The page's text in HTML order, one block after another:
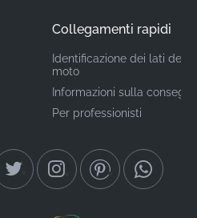
Adesivo / Marchio
Vinile adesivo
di qualità industriale è
l'integrità e il valore della tua
Collegamenti rapidi
Identificazione dei lati della
moto
Informazioni sulla
Per professionisti